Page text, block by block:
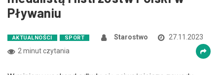
Pływaniu
AKTUALNOŚCI SPORT Starostwo
27.11.2023
2 minut czytania